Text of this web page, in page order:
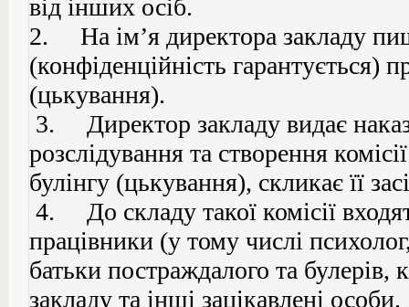
від інших осіб.
2. На ім’я директора закладу
(конфіденційність гарантується)
(цькування).
3. Директор закладу видає
розслідування та створення
булінгу (цькування), скликає її
4. До складу такої комісії
працівники (у тому числі
батьки постраждалого та булерів,
закладу та інші зацікавлені особи.